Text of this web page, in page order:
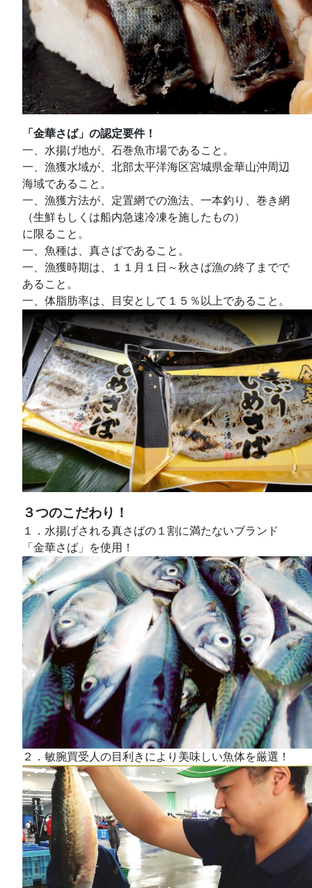
「金華さば」の認定要件！
一、水揚げ地が、石巻魚市場であること。
一、漁獲水域が、北部太平洋海区宮城県金華山沖周辺
海域であること。
一、漁獲方法が、定置網での漁法、一本釣り、巻き網
（生鮮もしくは船内急速冷凍を施したもの）
に限ること。
一、魚種は、真さばであること。
一、漁獲時期は、１１月１日～秋さば漁の終了までで
あること。
一、体脂肪率は、目安として１５％以上であること。
３つのこだわり！
１．水揚げされる真さばの１割に満たないブランド
「金華さば」を使用！
２．敏腕買受人の目利きにより美味しい魚体を厳選！